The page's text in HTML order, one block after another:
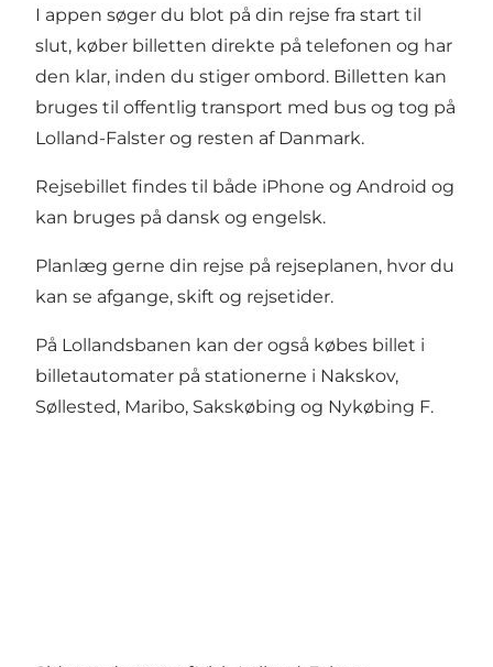
I appen søger du blot på din rejse fra start til
slut, køber billetten direkte på telefonen og har
den klar, inden du stiger ombord. Billetten kan
bruges til offentlig transport med bus og tog på
Lolland-Falster og resten af Danmark.
Rejsebillet findes til både iPhone og Android og
kan bruges på dansk og engelsk.
Planlæg gerne din rejse på rejseplanen, hvor du
kan se afgange, skift og rejsetider.
På Lollandsbanen kan der også købes billet i
billetautomater på stationerne i Nakskov,
Søllested, Maribo, Sakskøbing og Nykøbing F.